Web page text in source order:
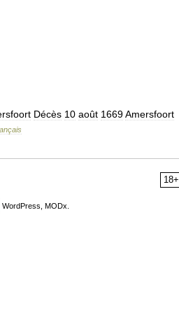
Décès 10 août 1669Amersfoort
18+
WordPress, MODx.